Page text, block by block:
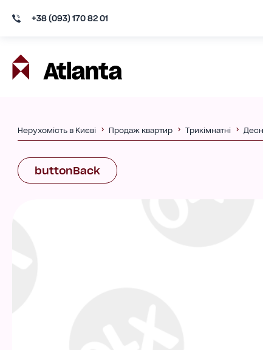
+38 (093) 170 82 01
Нерухомість в Києві Продаж квартир Трикімнатні
buttonBack